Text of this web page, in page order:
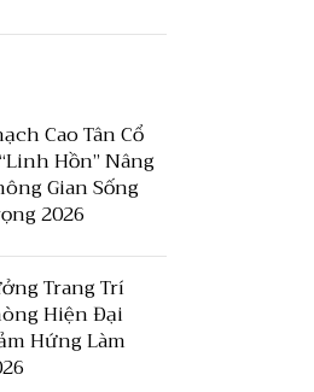
Cao Tân Cổ
Hồn” Nâng
Gian Sống
2026
Trang Trí
Hiện Đại
Hứng Làm